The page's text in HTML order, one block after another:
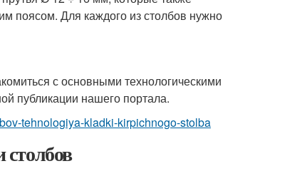
поясом. Для каждого из столбов нужно
с основными технологическими
публикации нашего портала.
tehnologiya-kladki-kirpichnogo-stolba